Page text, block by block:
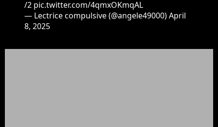
/2 pic.twitter.com/4qmxOKmqAL
— Lectrice compulsive (@angele49000)April
8, 2025